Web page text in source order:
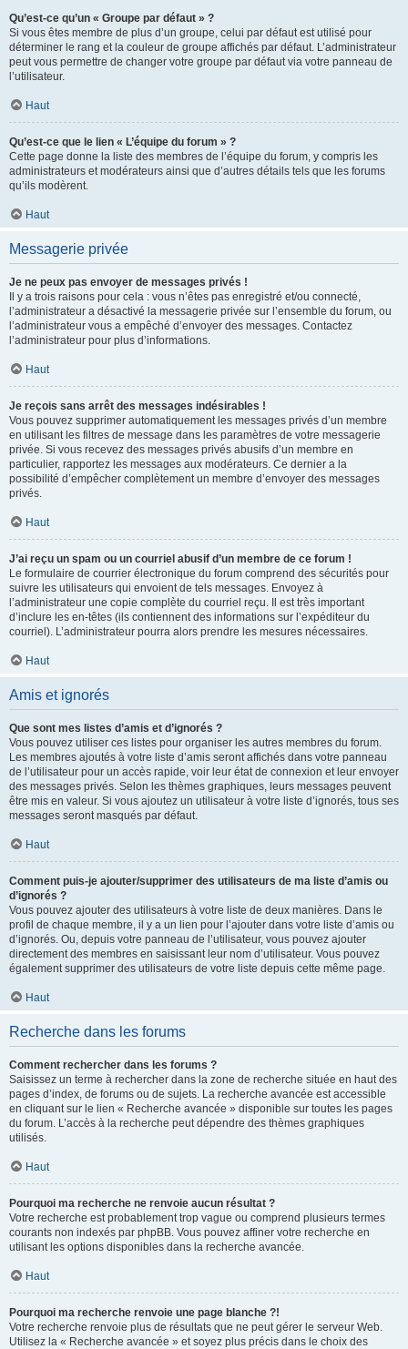
Qu’est-ce qu’un « Groupe par défaut » ?
Si vous êtes membre de plus d’un groupe, celui par défaut est utilisé pour
déterminer le rang et la couleur de groupe affichés par défaut. L’administrateur
peut vous permettre de changer votre groupe par défaut via votre panneau de
l’utilisateur.
Haut
Qu’est-ce que le lien « L’équipe du forum » ?
Cette page donne la liste des membres de l’équipe du forum, y compris les
administrateurs et modérateurs ainsi que d’autres détails tels que les forums
qu’ils modèrent.
Haut
Messagerie privée
Je ne peux pas envoyer de messages privés !
Il y a trois raisons pour cela : vous n’êtes pas enregistré et/ou connecté,
l’administrateur a désactivé la messagerie privée sur l’ensemble du forum, ou
l’administrateur vous a empêché d’envoyer des messages. Contactez
l’administrateur pour plus d’informations.
Haut
Je reçois sans arrêt des messages indésirables !
Vous pouvez supprimer automatiquement les messages privés d’un membre
en utilisant les filtres de message dans les paramètres de votre messagerie
privée. Si vous recevez des messages privés abusifs d’un membre en
particulier, rapportez les messages aux modérateurs. Ce dernier a la
possibilité d’empêcher complètement un membre d’envoyer des messages
privés.
Haut
J’ai reçu un spam ou un courriel abusif d’un membre de ce forum !
Le formulaire de courrier électronique du forum comprend des sécurités pour
suivre les utilisateurs qui envoient de tels messages. Envoyez à
l’administrateur une copie complète du courriel reçu. Il est très important
d’inclure les en-têtes (ils contiennent des informations sur l’expéditeur du
courriel). L’administrateur pourra alors prendre les mesures nécessaires.
Haut
Amis et ignorés
Que sont mes listes d’amis et d’ignorés ?
Vous pouvez utiliser ces listes pour organiser les autres membres du forum.
Les membres ajoutés à votre liste d’amis seront affichés dans votre panneau
de l’utilisateur pour un accès rapide, voir leur état de connexion et leur envoyer
des messages privés. Selon les thèmes graphiques, leurs messages peuvent
être mis en valeur. Si vous ajoutez un utilisateur à votre liste d’ignorés, tous ses
messages seront masqués par défaut.
Haut
Comment puis-je ajouter/supprimer des utilisateurs de ma liste d’amis ou
d’ignorés ?
Vous pouvez ajouter des utilisateurs à votre liste de deux manières. Dans le
profil de chaque membre, il y a un lien pour l’ajouter dans votre liste d’amis ou
d’ignorés. Ou, depuis votre panneau de l’utilisateur, vous pouvez ajouter
directement des membres en saisissant leur nom d’utilisateur. Vous pouvez
également supprimer des utilisateurs de votre liste depuis cette même page.
Haut
Recherche dans les forums
Comment rechercher dans les forums ?
Saisissez un terme à rechercher dans la zone de recherche située en haut des
pages d’index, de forums ou de sujets. La recherche avancée est accessible
en cliquant sur le lien « Recherche avancée » disponible sur toutes les pages
du forum. L’accès à la recherche peut dépendre des thèmes graphiques
utilisés.
Haut
Pourquoi ma recherche ne renvoie aucun résultat ?
Votre recherche est probablement trop vague ou comprend plusieurs termes
courants non indexés par phpBB. Vous pouvez affiner votre recherche en
utilisant les options disponibles dans la recherche avancée.
Haut
Pourquoi ma recherche renvoie une page blanche ?!
Votre recherche renvoie plus de résultats que ne peut gérer le serveur Web.
Utilisez la « Recherche avancée » et soyez plus précis dans le choix des